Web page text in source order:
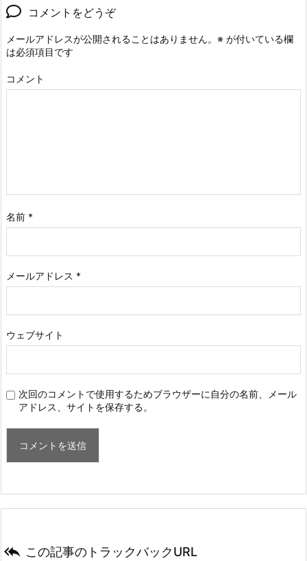
コメントをどうぞ
メールアドレスが公開されることはありません。 ※ が付いている欄
は必須項目です
コメント
名前 *
メールアドレス *
ウェブサイト
次回のコメントで使用するためブラウザーに自分の名前、メール
アドレス、サイトを保存する。
 この記事のトラックバックURL